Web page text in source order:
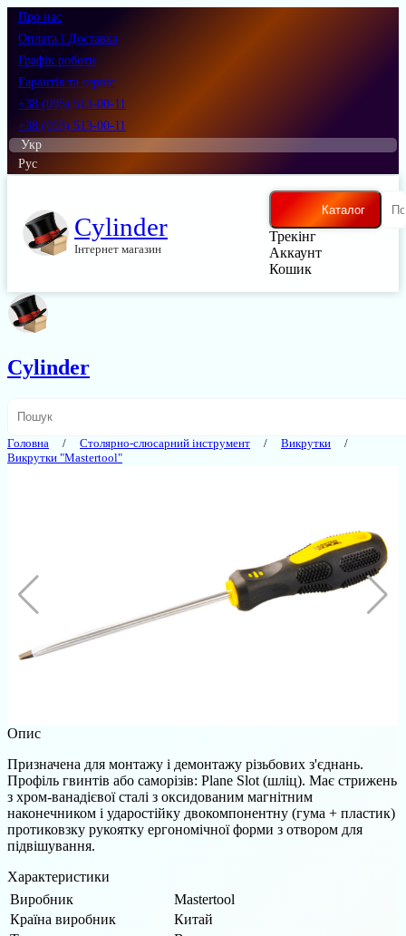
Про нас
Оплата і Доставка
Графік роботи
Гарантія та сервіс
+38 (095) 513-00-11
+38 (093) 513-00-11
Укр
Рус
Cylinder
Інтернет магазин
Каталог
Трекінг
Аккаунт
Кошик
Cylinder
Головна Столярно-слюсарний інструмент
Викрутки
Викрутки "Mastertool"
Опис
Призначена для монтажу і демонтажу різьбових з'єднань.
Профіль гвинтів або саморізів: Plane Slot (шліц). Має стрижень
з хром-ванадієвої сталі з оксидованим магнітним
наконечником і ударостійку двокомпонентну (гума + пластик)
протиковзку рукоятку ергономічної форми з отвором для
підвішування.
Характеристики
Виробник
Mastertool
Країна виробник
Китай